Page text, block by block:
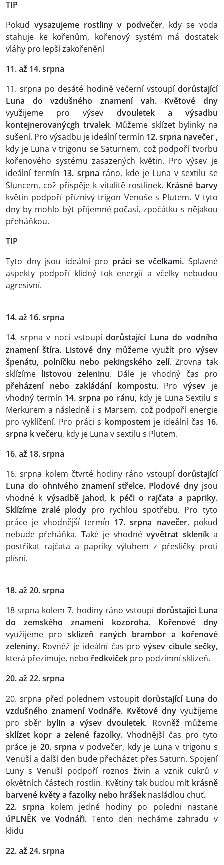
TIP
Pokud vysazujeme rostliny v podvečer, kdy se voda
stahuje ke kořenům, kořenový systém má dostatek
vláhy pro lepší zakořenění
11. až 14. srpna
11. srpna po desáté hodině večerní vstoupí dorůstající
Luna do vzdušného znamení vah. Květové dny
využijeme pro výsev dvouletek a výsadbu
kontejnerovanýcgh trvalek. Můžeme sklízet bylinky na
sušení. Pro výsadbu je ideální termín 12. srpna navečer ,
kdy je Luna v trigonu se Saturnem, což podpoří tvorbu
kořenového systému zasazených květin. Pro výsev je
ideální termín 13. srpna ráno, kde je Luna v sextilu se
Sluncem, což přispěje k vitalitě rostlinek. Krásné barvy
květin podpoří příznivý trigon Venuše s Plutem. V tyto
dny by mohlo být příjemné počasí, zpočátku s nějakou
přeháňkou.
TIP
Tyto dny jsou ideální pro práci se včelkami. Splavné
aspekty podpoří klidný tok energií a včelky nebudou
agresivní.
14. až 16. srpna
14. srpna v noci vstoupídorůstající Luna do vodního
znamení štíra. Listové dny můžeme využít pro výsev
špenátu, polníčku nebo pekingského zelí. Zrovna tak
sklízíme listovou zeleninu. Dále je vhodný čas pro
přeházení nebo zakládání kompostu. Provýsev je
vhodný termín 14. srpna po ránu, kdy je Luna Sextilu s
Merkurem a následně i s Marsem, což podpoří energie
pro vyklíčení. Pro práci s kompostem je ideální čas 16.
srpna k večeru, kdy je Luna v sextilu s Plutem.
16. až 18. srpna
16. srpna kolem čtvrté hodiny ráno vstoupí dorůstající
Luna do ohnivého znamení střelce. Plodové dnyjsou
vhodné k výsadbě jahod, k péči o rajčata a papriky.
Sklízíme zralé plody pro rychlou spotřebu. Pro tyto
práce je vhodnější termín 17. srpna navečer, pokud
nebude přeháňka. Také je vhodnévyvětrat skleníka
postříkat rajčata a papriky výluhem z přesličky proti
plísni.
18. až 20. srpna
18 srpna kolem 7. hodiny ráno vstoupídorůstající Luna
do zemského znamení kozoroha. Kořenové dny
využijeme prosklizeň raných brambor a kořenové
zeleniny. Rovněž je ideální čas provýsev cibule sečky,
která přezimuje, nebo ředkviček pro podzimní sklizeň.
20. až 22. srpna
20. srpna před polednem vstoupitdorůstající Luna do
vzdušného znamení Vodnáře. Květové dny využijeme
pro sběr bylin a výsev dvouletek. Rovněž můžeme
sklízet kopr a zelené fazolky.Vhodnější čas pro tyto
práce je 20. srpna v podvečer, kdy je Luna v trigonu s
Venuší a další den bude přecházet přes Saturn. Spojení
Luny s Venuší podpoří roznos živin a vznik cukrů v
okvětních částech rostlin. Květiny tak budou mít krásně
barvené květy a fazolky nebo hrášek nasládlou chuť.
22. srpna kolem jedné hodiny po poledni nastane
úPLNĚK ve Vodnáři. Tento den necháme zahradu v
klidu
22. až 24. srpna